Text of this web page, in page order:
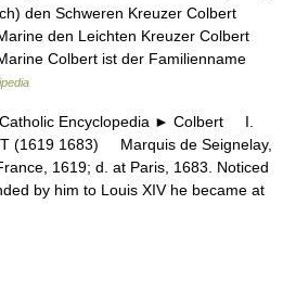
den Schweren Kreuzer Colbert
den Leichten Kreuzer Colbert
Colbert ist der Familienname
Encyclopedia ► Colbert I.
(1619 1683) Marquis de Seignelay,
1619; d. at Paris, 1683. Noticed
by him to Louis XIV he became at